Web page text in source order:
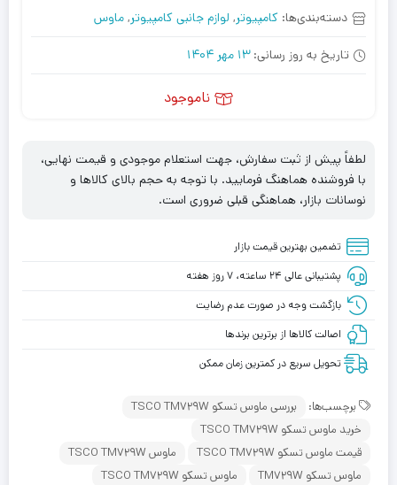
دسته‌بندی‌ها: کامپیوتر, لوازم جانبی کامپیوتر, ماوس
تاریخ به روز رسانی:13 مهر 1404
ناموجود
لطفاً پیش از ثبت سفارش، جهت استعلام موجودی و قیمت نهایی،
با فروشنده هماهنگ فرمایید. با توجه به حجم بالای کالاها و
نوسانات بازار، هماهنگی قبلی ضروری است.
تضمین بهترین قیمت بازار
پشتیبانی عالی ۲۴ ساعته، ۷ روز هفته
بازگشت وجه در صورت عدم رضایت
اصالت کالاها از برترین برندها
تحویل سریع در کمترین زمان ممکن
برچسب‌ها:
بررسی ماوس تسکو TSCO TM729W
خرید ماوس تسکو TSCO TM729W
قیمت ماوس تسکو TSCO TM729W
ماوس TSCO TM729W
ماوس تسکو TM729W
ماوس تسکو TSCO TM729W